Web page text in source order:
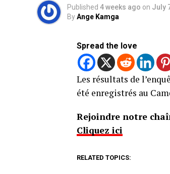
Published 4 weeks ago on July
ByAnge Kamga
Spread the love
Les résultats de
été enregistrés au
Rejoindre notre
Cliquez ici
RELATED TOPICS: